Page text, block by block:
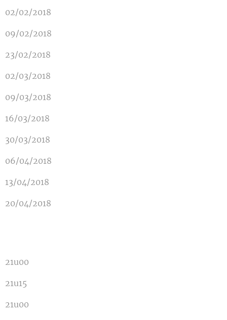
02/02/2018
09/02/2018
23/02/2018
02/03/2018
09/03/2018
16/03/2018
30/03/2018
06/04/2018
13/04/2018
20/04/2018
21u00
21u15
21u00